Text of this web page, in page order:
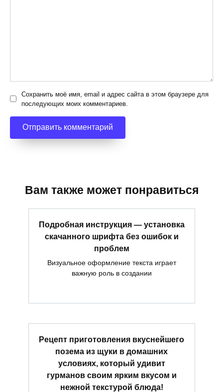
Сохранить моё имя, email и адрес сайта в этом браузере для
последующих моих комментариев.
Вам также может понравиться
Подробная инструкция — установка
скачанного шрифта без ошибок и
проблем
Визуальное оформление текста играет
важную роль в создании
Рецепт приготовления вкуснейшего
позема из щуки в домашних
условиях, который удивит
гурманов своим ярким вкусом и
нежной текстурой блюда!